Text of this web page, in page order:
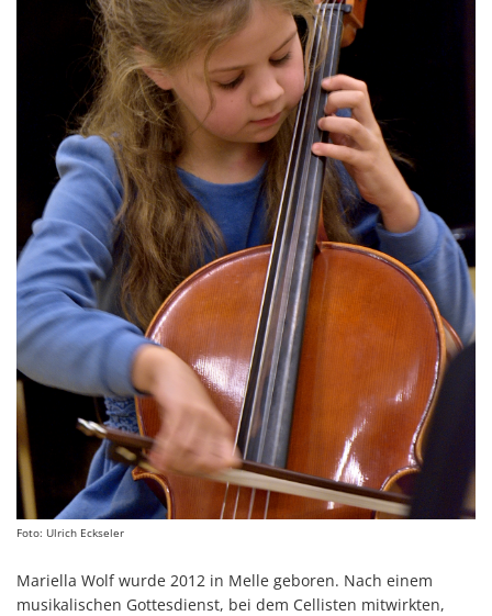
Foto: Ulrich Eckseler
Mariella Wolf wurde 2012 in Melle geboren. Nach einem
musikalischen Gottesdienst, bei dem Cellisten mitwirkten,